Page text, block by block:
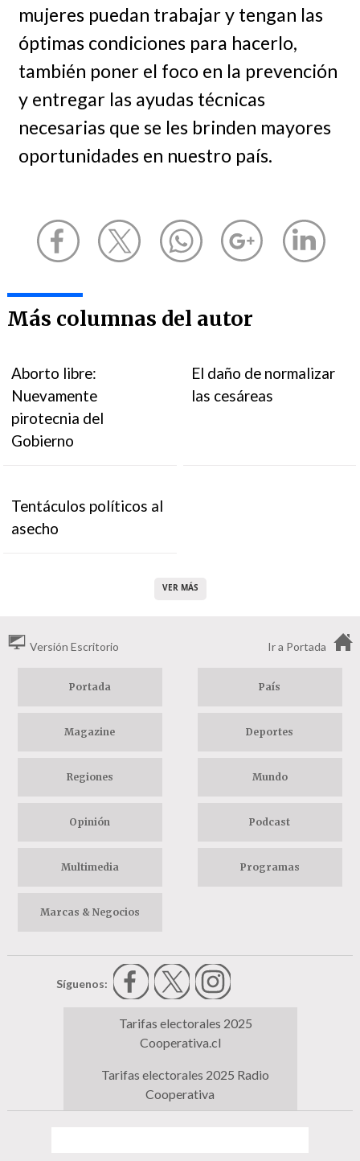
mujeres puedan trabajar y tengan las
óptimas condiciones para hacerlo,
también poner el foco en la prevención
y entregar las ayudas técnicas
necesarias que se les brinden mayores
oportunidades en nuestro país.
Más columnas del autor
Aborto libre:
Nuevamente
pirotecnia del
Gobierno
El daño de normalizar
las cesáreas
Tentáculos políticos al
asecho
VER MÁS
Versión Escritorio Ir a Portada
Portada País
Magazine Deportes
Regiones Mundo
Opinión Podcast
Multimedia Programas
Marcas & Negocios
Síguenos:
Tarifas electorales 2025
Cooperativa.cl
Tarifas electorales 2025 Radio
Cooperativa